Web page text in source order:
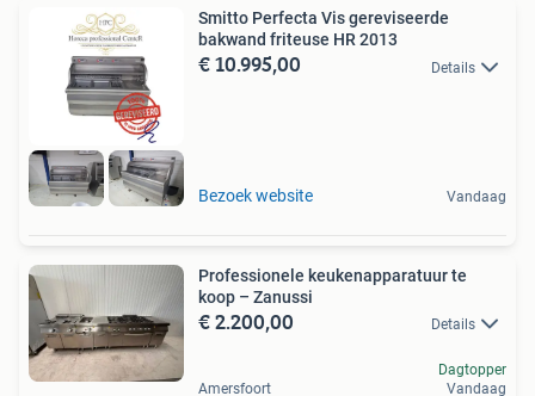
Smitto Perfecta Vis gereviseerde
bakwand friteuse HR 2013
€ 10.995,00 Details
Bezoek website Vandaag
Professionele keukenapparatuur te
koop – Zanussi
€ 2.200,00 Details
Amersfoort
Dagtopper
Vandaag